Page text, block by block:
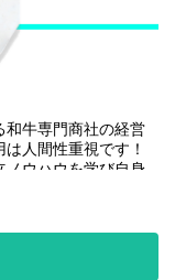
放的でオシャレな雰
フィスコンビニも
希望を確認してシ
す。希望があれば
員も、プライベート
った働き方をして
んご相談ください
和牛専門商社の経営
人間性重視です！
ノウハウを学び自身
肉工場部門への移